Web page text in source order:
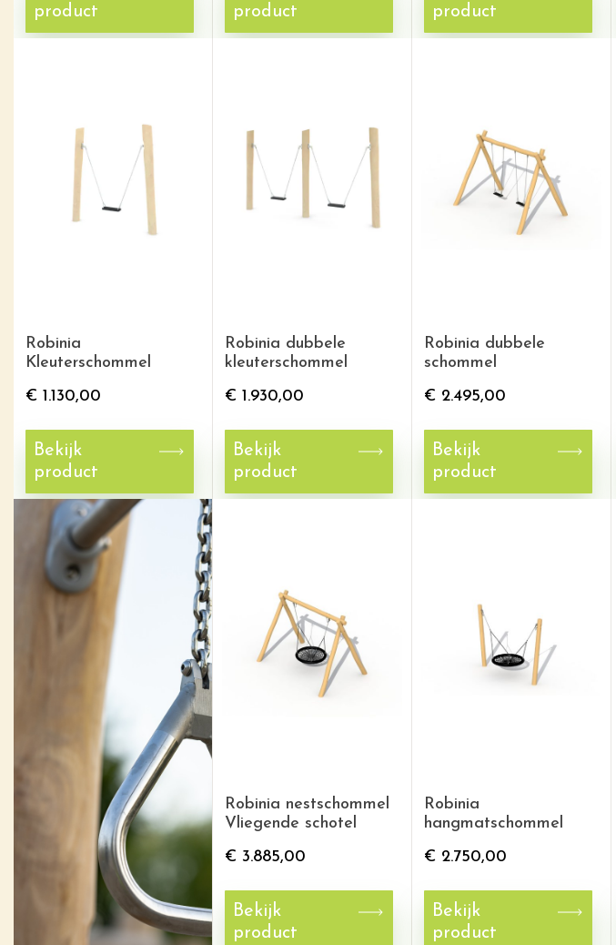
product
product
product
Robinia
Kleuterschommel
€ 1.130,00
Bekijk
product
Robinia dubbele
kleuterschommel
€ 1.930,00
Bekijk
product
Robinia dubbele
schommel
€ 2.495,00
Bekijk
product
Robinia nestschommel
Vliegende schotel
€ 3.885,00
Bekijk
product
Robinia
hangmatschommel
€ 2.750,00
Bekijk
product